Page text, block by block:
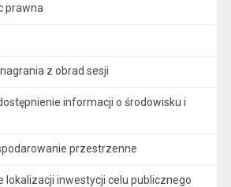
prawna
z obrad sesji
informacji o środowisku i
przestrzenne
lokalizacji inwestycji celu publicznego